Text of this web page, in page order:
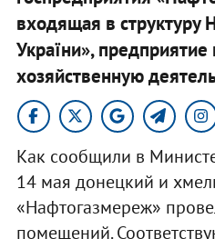
входящая в структуру
України»,
хозяйственную
Как сообщили в
14 мая донецкий и
«Нафтогазмереж»
помещений.